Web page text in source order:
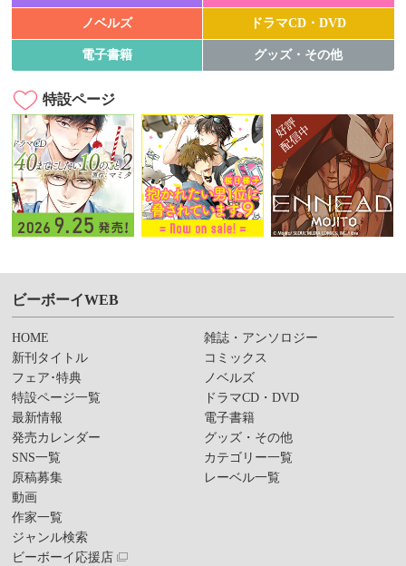
ノベルズ ドラマCD・DVD
電子書籍 グッズ・その他
特設ページ
ビーボーイWEB
HOME
新刊タイトル
フェア･特典
特設ページ一覧
最新情報
発売カレンダー
SNS一覧
原稿募集
動画
作家一覧
ジャンル検索
ビーボーイ応援店
雑誌・アンソロジー
コミックス
ノベルズ
ドラマCD・DVD
電子書籍
グッズ・その他
カテゴリー一覧
レーベル一覧